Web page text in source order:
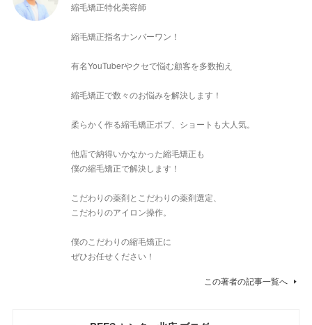
縮毛矯正特化美容師
縮毛矯正指名ナンバーワン！
有名YouTuberやクセで悩む顧客を多数抱え
縮毛矯正で数々のお悩みを解決します！
柔らかく作る縮毛矯正ボブ、ショートも大人気。
他店で納得いかなかった縮毛矯正も
僕の縮毛矯正で解決します！
こだわりの薬剤とこだわりの薬剤選定、
こだわりのアイロン操作。
僕のこだわりの縮毛矯正に
ぜひお任せください！
この著者の記事一覧へ